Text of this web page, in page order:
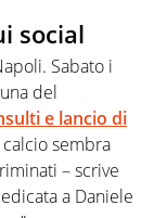
social
Sabato i
del
e lancio di
sembra
– scrive
a Daniele